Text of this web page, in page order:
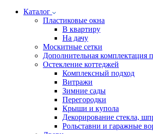
Каталог
Пластиковые окна
В квартиру
На дачу
Москитные сетки
Дополнительная комплектация
Остекление коттеджей
Комплексный подход
Витражи
Зимние сады
Перегородки
Крыши и купола
Декорирование стекла,
Рольставни и гаражные